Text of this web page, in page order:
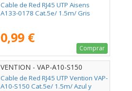
Cable de Red RJ45 UTP Aisens
A133-0178 Cat.5e/ 1.5m/ Gris
0,99 €
Comprar
VENTION - VAP-A10-S150
Cable de Red RJ45 UTP Vention VAP-
A10-S150 Cat.5e/ 1.5m/ Azul y